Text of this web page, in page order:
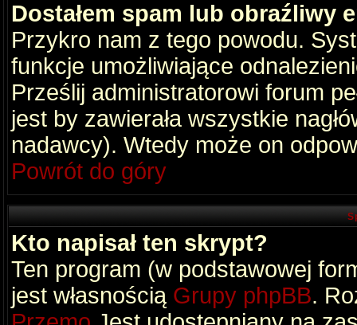
Dostałem spam lub obraźliwy
Przykro nam z tego powodu.
funkcje umożliwiające
Prześlij administratorowi forum
jest by zawierała wszystkie
nadawcy). Wtedy może on
Powrót do góry
Kto napisał ten skrypt?
Ten program (w podstawowej
jest własnością Grupy phpBB.